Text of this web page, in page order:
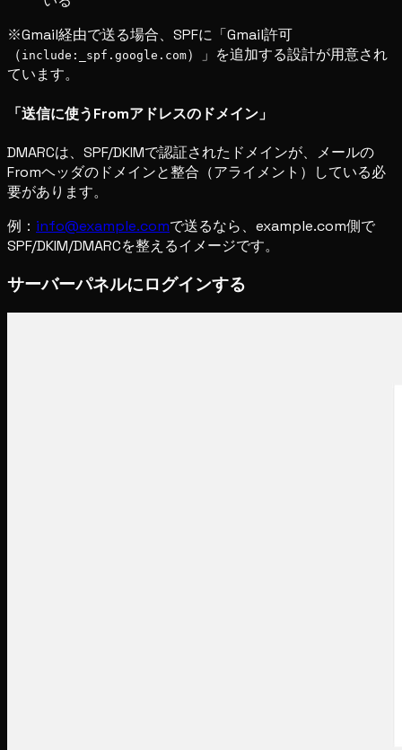
※Gmail経由で送る場合、SPFに「Gmail許可
（ include:_spf.google.com）」を追加する設計が用意され
ています。
「送信に使うFromアドレスのドメイン」
DMARCは、SPF/DKIMで認証されたドメインが、メールの
Fromヘッダのドメインと整合（アライメント）している必
要があります。
例： info@example.comで送るなら、example.com側で
SPF/DKIM/DMARCを整えるイメージです。
サーバーパネルにログインする